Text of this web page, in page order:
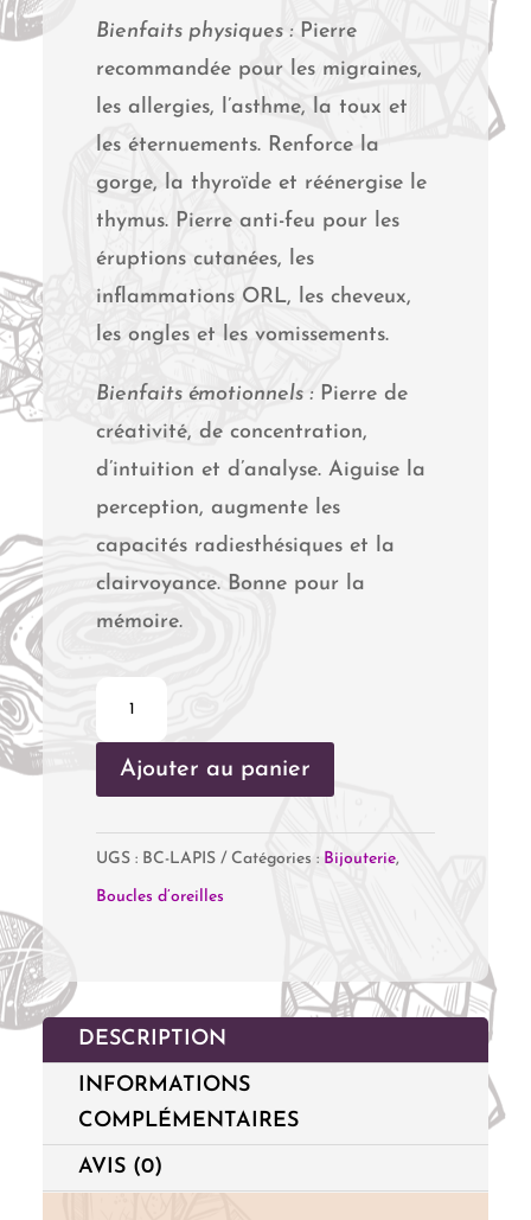
Bienfaits physiques :Pierre
recommandée pour les migraines,
les allergies, l’asthme, la toux et
les éternuements. Renforce la
gorge, la thyroïde et réénergise le
thymus. Pierre anti-feu pour les
éruptions cutanées, les
inflammations ORL, les cheveux,
les ongles et les vomissements.
Bienfaits émotionnels :Pierre de
créativité, de concentration,
d’intuition et d’analyse. Aiguise la
perception, augmente les
capacités radiesthésiques et la
clairvoyance. Bonne pour la
mémoire.
Clous
Lapis
Lazuli
Ajouter au panier
UGS : BC-LAPIS Catégories : Bijouterie,
Boucles d’oreilles
DESCRIPTION
INFORMATIONS
COMPLÉMENTAIRES
AVIS (0)